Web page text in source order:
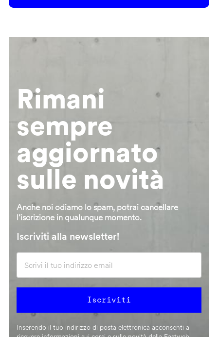
Rimani
sempre
aggiornato
sulle novità
Anche noi odiamo lo spam, potrai cancellare
l’iscrizione in qualunque momento.
Iscriviti alla newsletter!
Inserendo il tuo indirizzo di posta elettronica acconsenti a